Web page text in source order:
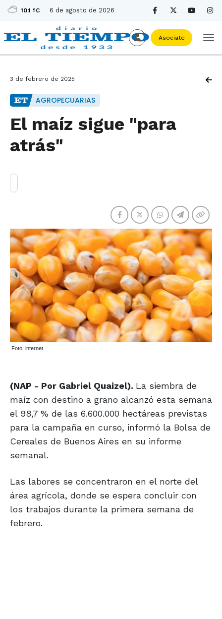
10.1 ºC 6 de agosto de 2026
Asociate
3 de febrero de 2025
AGROPECUARIAS
El maíz sigue "para
atrás"
Foto: internet.
(NAP - Por Gabriel Quaizel). La siembra de
maíz con destino a grano alcanzó esta semana
el 98,7 % de las 6.600.000 hectáreas previstas
para la campaña en curso, informó la Bolsa de
Cereales de Buenos Aires en su informe
semanal.
Las labores se concentraron en el norte del
área agrícola, donde se espera concluir con
los trabajos durante la primera semana de
febrero.